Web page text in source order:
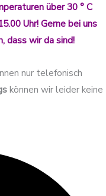
über 30 ° C
Uhr! Gerne bei uns
dass wir da sind!
nur telefonisch
können wir leider keine